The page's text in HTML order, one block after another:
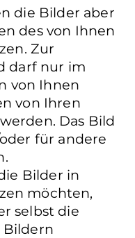
die Bilder aber
des von Ihnen
Zur
darf nur im
von Ihnen
von Ihren
Das Bild
für andere
Bilder in
möchten,
selbst die
Bildern